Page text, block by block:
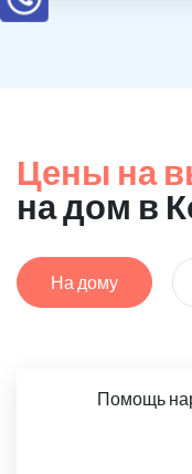
Цены на
на дом в
На дому
Помощь